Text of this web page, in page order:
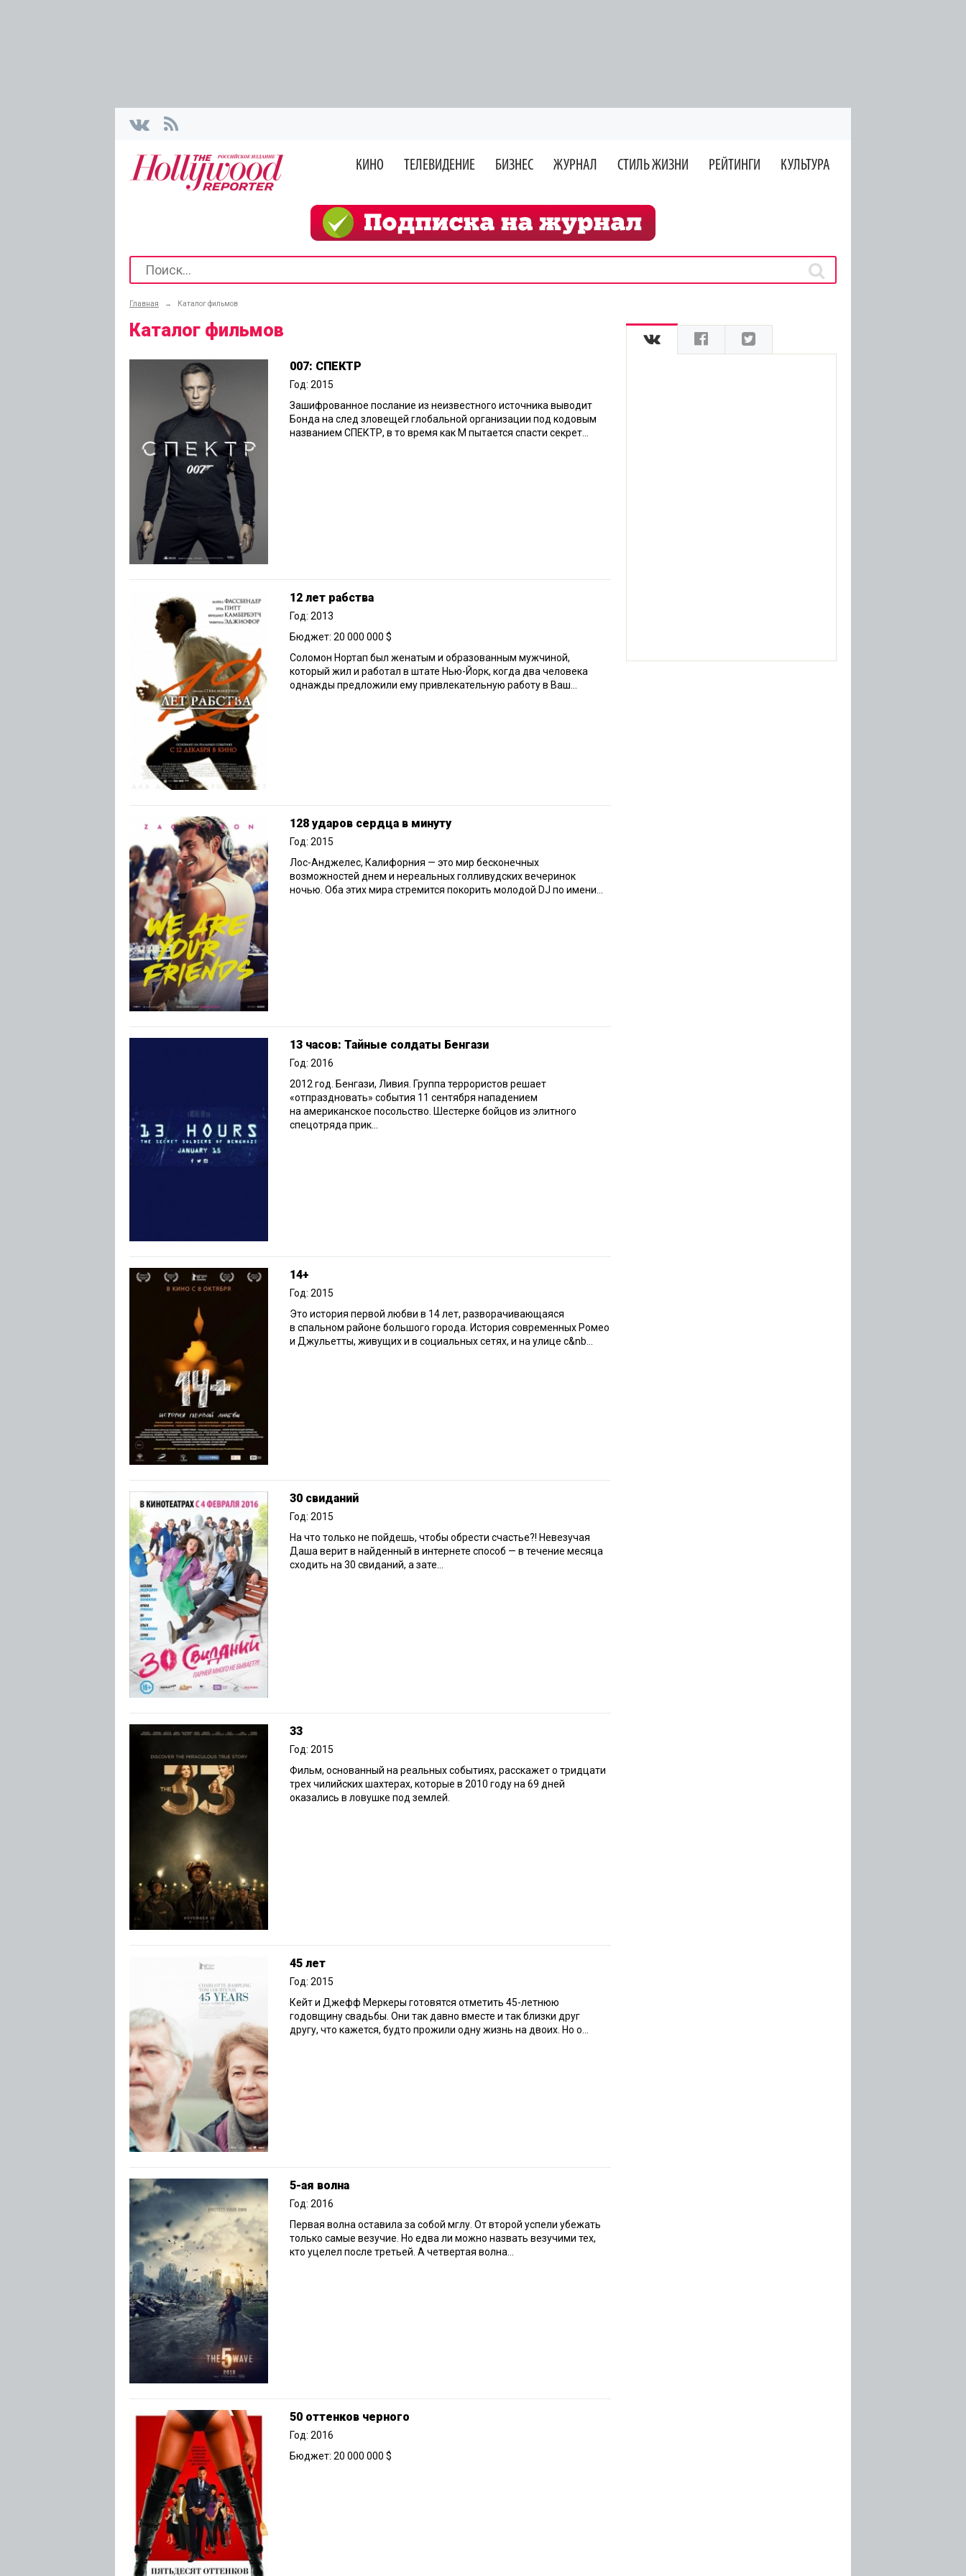
КИНО ТЕЛЕВИДЕНИЕ БИЗНЕС ЖУРНАЛ СТИЛЬ ЖИЗНИ РЕЙТИНГИ КУЛЬТУРА
Главная → Каталог фильмов
Каталог фильмов
007: СПЕКТР
Год: 2015
Зашифрованное послание из неизвестного источника выводит
Бонда на след зловещей глобальной организации под кодовым
названием СПЕКТР, в то время как М пытается спасти секрет...
12 лет рабства
Год: 2013
Бюджет: 20 000 000 $
Соломон Нортап был женатым и образованным мужчиной,
который жил и работал в штате Нью-Йорк, когда два человека
однажды предложили ему привлекательную работу в Ваш...
128 ударов сердца в минуту
Год: 2015
Лос-Анджелес, Калифорния — это мир бесконечных
возможностей днем и нереальных голливудских вечеринок
ночью. Оба этих мира стремится покорить молодой DJ по имени...
13 часов: Тайные солдаты Бенгази
Год: 2016
2012 год. Бенгази, Ливия. Группа террористов решает
«отпраздновать» события 11 сентября нападением
на американское посольство. Шестерке бойцов из элитного
спецотряда прик...
14+
Год: 2015
Это история первой любви в 14 лет, разворачивающаяся
в спальном районе большого города. История современных Ромео
и Джульетты, живущих и в социальных сетях, и на улице с&nb...
30 свиданий
Год: 2015
На что только не пойдешь, чтобы обрести счастье?! Невезучая
Даша верит в найденный в интернете способ — в течение месяца
сходить на 30 свиданий, а зате...
33
Год: 2015
Фильм, основанный на реальных событиях, расскажет о тридцати
трех чилийских шахтерах, которые в 2010 году на 69 дней
оказались в ловушке под землей.
45 лет
Год: 2015
Кейт и Джефф Меркеры готовятся отметить 45-летнюю
годовщину свадьбы. Они так давно вместе и так близки друг
другу, что кажется, будто прожили одну жизнь на двоих. Но о...
5-ая волна
Год: 2016
Первая волна оставила за собой мглу. От второй успели убежать
только самые везучие. Но едва ли можно назвать везучими тех,
кто уцелел после третьей. А четвертая волна...
50 оттенков черного
Год: 2016
Бюджет: 20 000 000 $